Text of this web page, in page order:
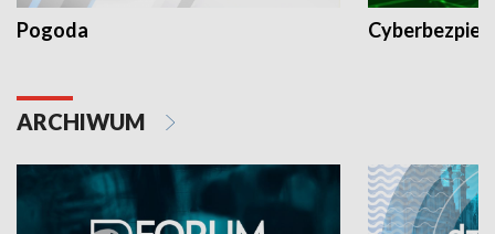
Pogoda
ARCHIWUM